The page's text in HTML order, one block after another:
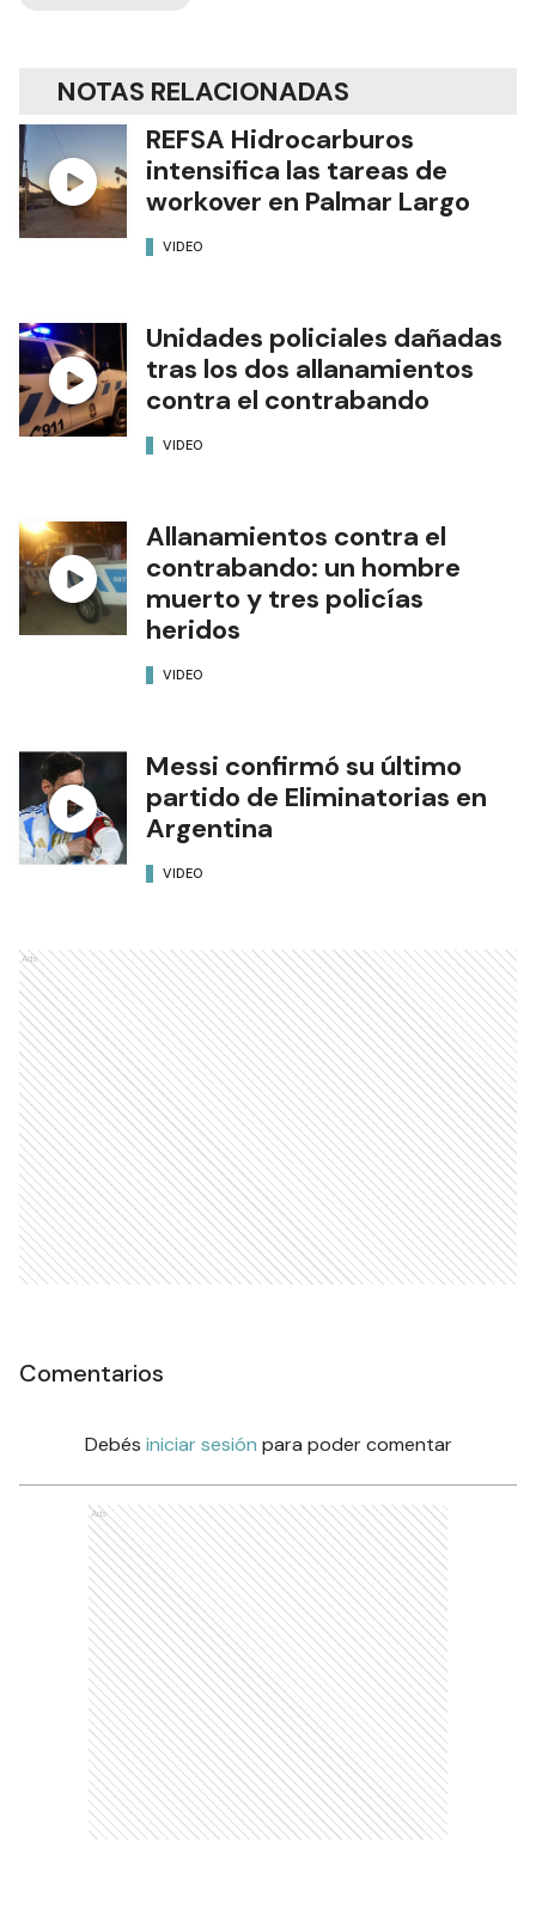
NOTAS RELACIONADAS
REFSA Hidrocarburos
intensifica las tareas de
workover en Palmar Largo
VIDEO
Unidades policiales dañadas
tras los dos allanamientos
contra el contrabando
VIDEO
Allanamientos contra el
contrabando: un hombre
muerto y tres policías
heridos
VIDEO
Messi confirmó su último
partido de Eliminatorias en
Argentina
VIDEO
Ads
Comentarios
Debés iniciar sesión para poder comentar
Ads